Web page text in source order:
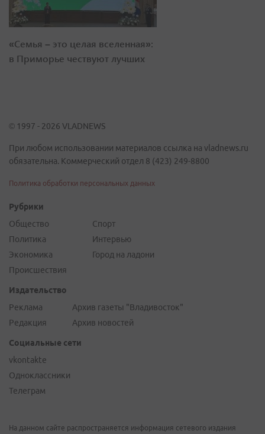
«Семья – это целая вселенная»:
в Приморье чествуют лучших
© 1997 - 2026 VLADNEWS
При любом использовании материалов ссылка на vladnews.ru
обязательна. Коммерческий отдел 8 (423) 249-8800
Политика обработки персональных данных
Рубрики
Общество
Политика
Экономика
Происшествия
Спорт
Интервью
Город на ладони
Издательство
Реклама
Редакция
Архив газеты "Владивосток"
Архив новостей
Социальные сети
vkontakte
Одноклассники
Телеграм
На данном сайте распространяется информация сетевого издания